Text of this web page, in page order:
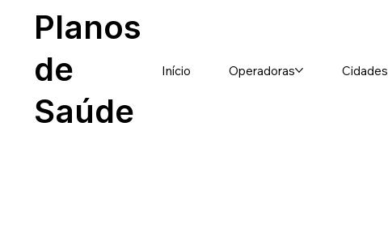
Planos
de
Saúde
Início Operadoras Cidades